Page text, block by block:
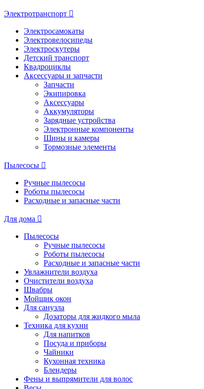
Электротранспорт
Электросамокаты
Электровелосипеды
Электроскутеры
Детский транспорт
Квадроциклы
Аксессуары и запчасти
Запчасти
Экипировка
Аксессуары
Аккумуляторы
Зарядные устройства
Электронные компоненты
Шины и камеры
Тормозные элементы
Пылесосы
Ручные пылесосы
Роботы пылесосы
Расходные и запасные части
Для дома
Пылесосы
Ручные пылесосы
Роботы пылесосы
Расходные и запасные части
Увлажнители воздуха
Очистители воздуха
Швабры
Мойщик окон
Для санузла
Дозаторы для жидкого мыла
Техника для кухни
Для напитков
Посуда и приборы
Чайники
Кухонная техника
Блендеры
Фены и выпрямители для волос